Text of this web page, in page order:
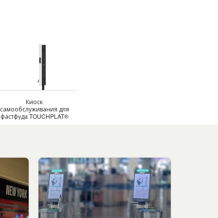
Киоск
самообслуживания для
фастфуда TOUCHPLAT®